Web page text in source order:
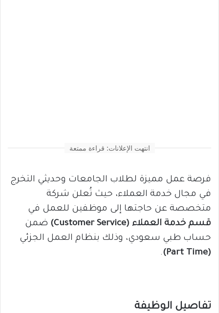
انتهت الإعلانات: قراءة ممتعة
فرصة عمل مميزة لطلاب الجامعات وحديثي التخرج
في مجال خدمة العملاء، حيث تُعلن شركة
متخصصة عن حاجتها إلى موظفين للعمل في
قسم خدمة العملاء (Customer Service)
ضمن
حساب طبي سعودي، وذلك بنظام العمل الجزئي
(Part Time)
.
تفاصيل الوظيفة